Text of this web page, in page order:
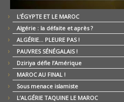
L’ÉGYPTE ET LE MAROC
Algérie : la défaite et après ?
ALGÉRIE… PLEURE PAS !
PAUVRES SÉNÉGALAIS !
Dziriya défie l’Amérique
MAROC AU FINAL !
Sous menace islamiste
L’ALGÉRIE TAQUINE LE MAROC